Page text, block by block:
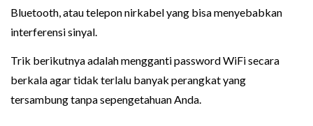
Bluetooth, atau telepon nirkabel yang bisa menyebabkan
interferensi sinyal.
Trik berikutnya adalah mengganti password WiFi secara
berkala agar tidak terlalu banyak perangkat yang
tersambung tanpa sepengetahuan Anda.